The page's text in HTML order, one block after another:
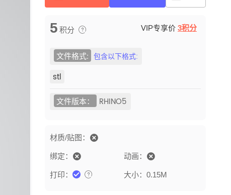
5 积分 VIP专享价 3积分
文件格式: 包含以下格式:
stl
文件版本： RHINO5
材质/贴图：
绑定： 动画：
打印： 大小：0.15M